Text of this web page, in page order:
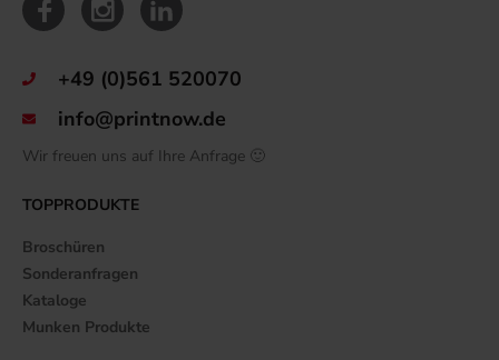
+49 (0)561 520070
info@printnow.de
Wir freuen uns auf Ihre Anfrage 🙂
TOPPRODUKTE
Broschüren
Sonderanfragen
Kataloge
Munken Produkte